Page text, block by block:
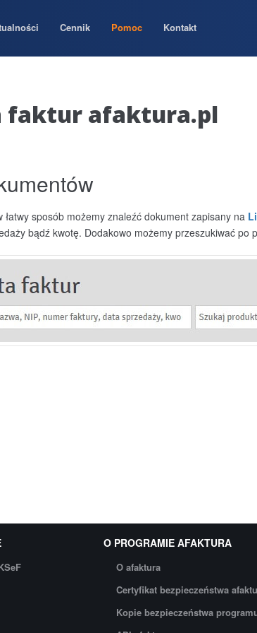
Cennik Pomoc Kontakt
faktur afaktura.pl
łatwy sposób możemy znaleźć dokument zapisany na
bądź kwotę. Dodakowo możemy przeszukiwać po
O PROGRAMIE AFAKTURA
O afaktura
Certyfikat bezpieczeństwa
Kopie bezpieczeństwa